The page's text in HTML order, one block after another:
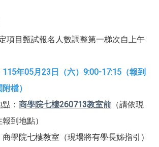
項目甄試報名人數調整第一梯次自上午
115年05月23日（六）9:00-17:15（報到
檔）
： 商學院七樓260713教室前 （請依現
到地點）
學院七樓教室（現場將有學長姊指引）